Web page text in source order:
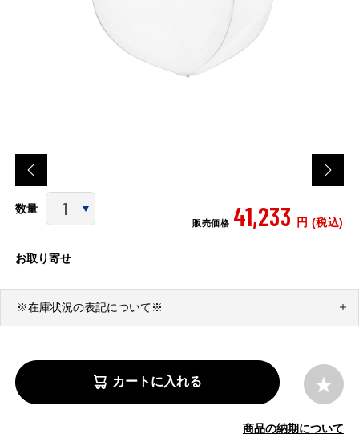
数量
販売価格 41,233 円 (税込)
お取り寄せ
※在庫状況の表記について※
カートに入れる
商品の納期について